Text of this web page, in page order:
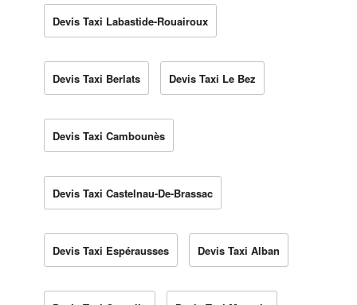
Devis Taxi Labastide-Rouairoux
Devis Taxi Berlats Devis Taxi Le Bez
Devis Taxi Cambounès
Devis Taxi Castelnau-De-Brassac
Devis Taxi Espérausses Devis Taxi Alban